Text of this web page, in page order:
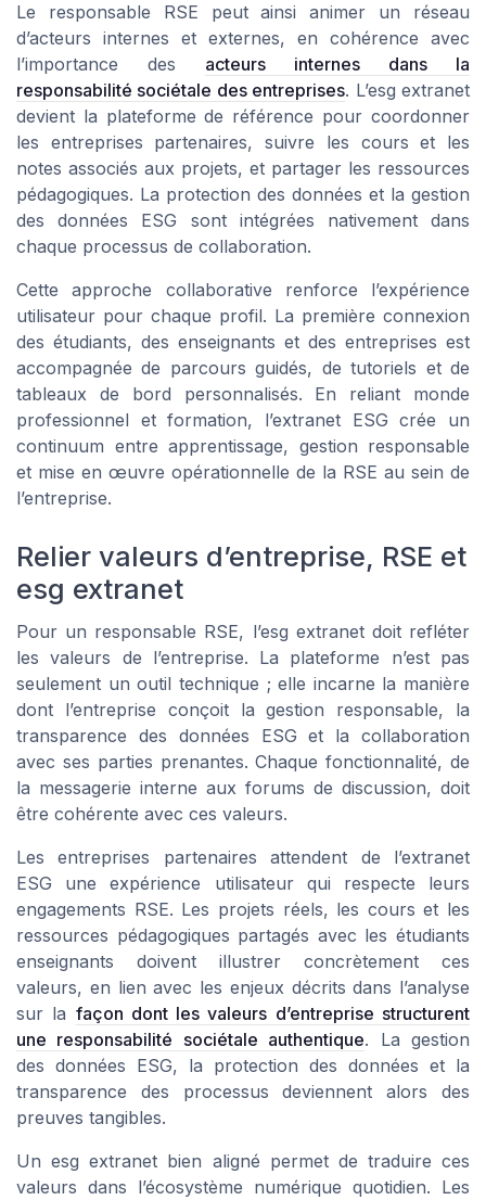
Le responsable RSE peut ainsi animer un réseau
d’acteurs internes et externes, en cohérence avec
l’importance des acteurs internes dans la
responsabilité sociétale des entreprises. L’esg extranet
devient la plateforme de référence pour coordonner
les entreprises partenaires, suivre les cours et les
notes associés aux projets, et partager les ressources
pédagogiques. La protection des données et la gestion
des données ESG sont intégrées nativement dans
chaque processus de collaboration.
Cette approche collaborative renforce l’expérience
utilisateur pour chaque profil. La première connexion
des étudiants, des enseignants et des entreprises est
accompagnée de parcours guidés, de tutoriels et de
tableaux de bord personnalisés. En reliant monde
professionnel et formation, l’extranet ESG crée un
continuum entre apprentissage, gestion responsable
et mise en œuvre opérationnelle de la RSE au sein de
l’entreprise.
Relier valeurs d’entreprise, RSE et
esg extranet
Pour un responsable RSE, l’esg extranet doit refléter
les valeurs de l’entreprise. La plateforme n’est pas
seulement un outil technique ; elle incarne la manière
dont l’entreprise conçoit la gestion responsable, la
transparence des données ESG et la collaboration
avec ses parties prenantes. Chaque fonctionnalité, de
la messagerie interne aux forums de discussion, doit
être cohérente avec ces valeurs.
Les entreprises partenaires attendent de l’extranet
ESG une expérience utilisateur qui respecte leurs
engagements RSE. Les projets réels, les cours et les
ressources pédagogiques partagés avec les étudiants
enseignants doivent illustrer concrètement ces
valeurs, en lien avec les enjeux décrits dans l’analyse
sur la façon dont les valeurs d’entreprise structurent
une responsabilité sociétale authentique. La gestion
des données ESG, la protection des données et la
transparence des processus deviennent alors des
preuves tangibles.
Un esg extranet bien aligné permet de traduire ces
valeurs dans l’écosystème numérique quotidien. Les